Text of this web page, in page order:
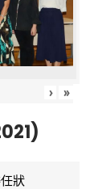
› »
狀